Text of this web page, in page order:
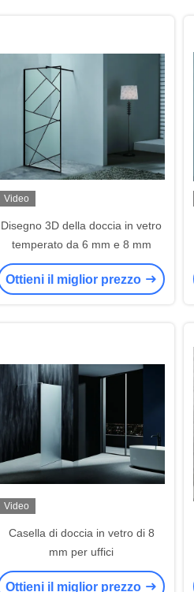
Video
Disegno 3D della doccia in vetro
temperato da 6 mm e 8 mm
Ottieni il miglior prezzo
Video
Casella di doccia in vetro di 8
mm per uffici
Ottieni il miglior prezzo